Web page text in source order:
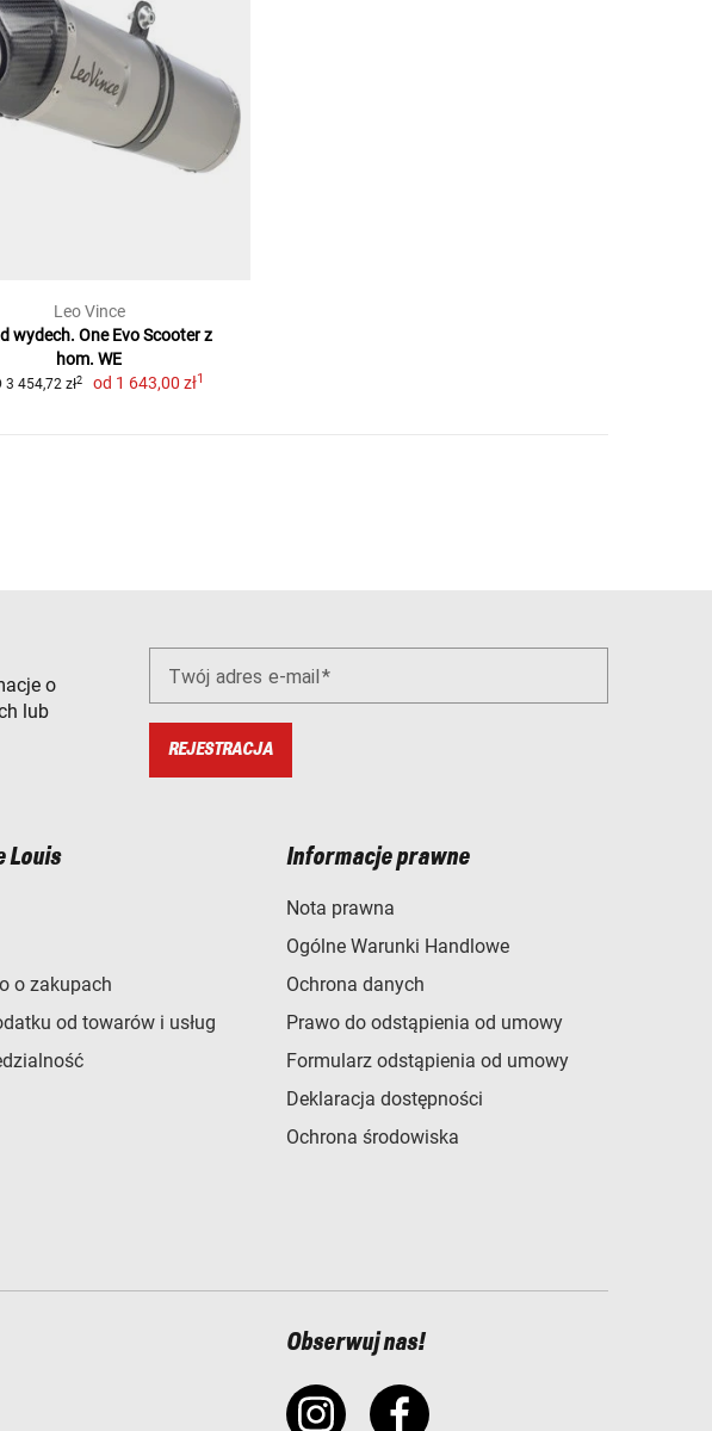
Leo Vince
wydech. One Evo Scooter z
hom. WE
3 454,72 zł2 od 1 643,00 zł1
o
lub
Twój adres e-mail
REJESTRACJA
Louis
o zakupach
od towarów i usług
Informacje prawne
Nota prawna
Ogólne Warunki Handlowe
Ochrona danych
Prawo do odstąpienia od umowy
Formularz odstąpienia od umowy
Deklaracja dostępności
Ochrona środowiska
Obserwuj nas!